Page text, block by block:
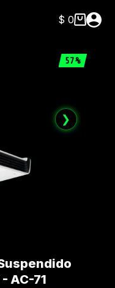
Carro
$ 0
57%
❯
AC-71